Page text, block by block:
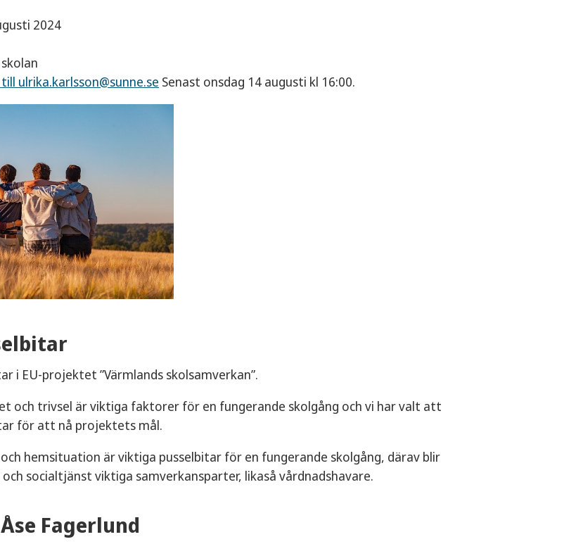
2024
ulrika.karlsson@sunne.se Senast onsdag 14 augusti kl 16:00.
i EU-projektet ”Värmlands skolsamverkan”.
och trivsel är viktiga faktorer för en fungerande skolgång och vi har valt att
för att nå projektets mål.
hemsituation är viktiga pusselbitar för en fungerande skolgång, därav blir
socialtjänst viktiga samverkansparter, likaså vårdnadshavare.
Fagerlund